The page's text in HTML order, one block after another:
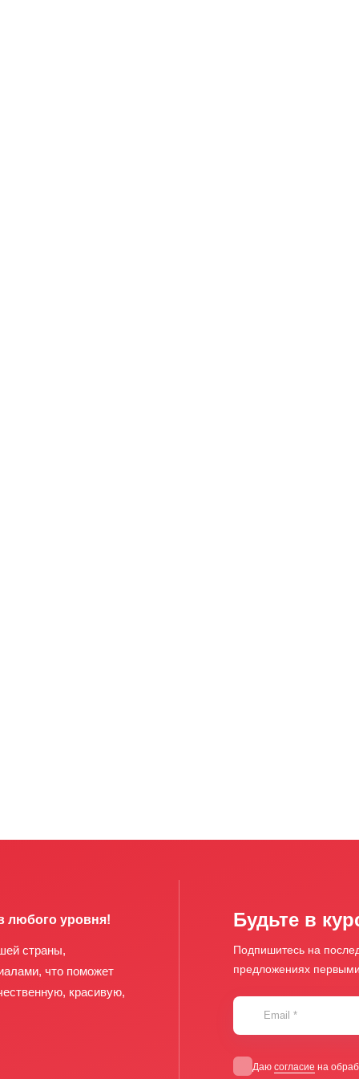
любого уровня!
страны,
что поможет
красивую,
Будьте в
Подпишитесь на
предложениях
Email *
Даю согласие на